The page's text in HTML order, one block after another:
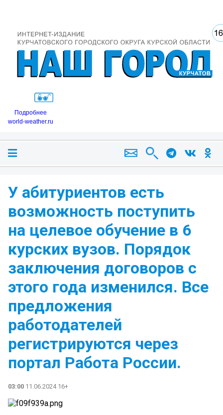
Подробнее
world-weather.ru
У абитуриентов есть
возможность поступить
на целевое обучение в 6
курских вузов. Порядок
заключения договоров с
этого года изменился. Все
предложения
работодателей
регистрируются через
портал Работа России.
03:00 11.06.2024 16+